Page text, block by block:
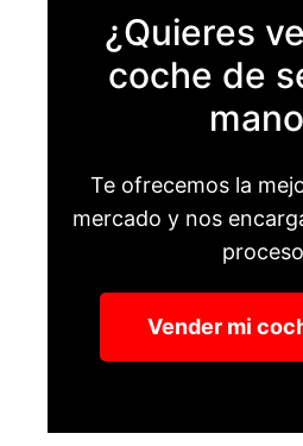
¿Quieres
coche de
Te ofrecemos la
mercado y nos
Vender mi